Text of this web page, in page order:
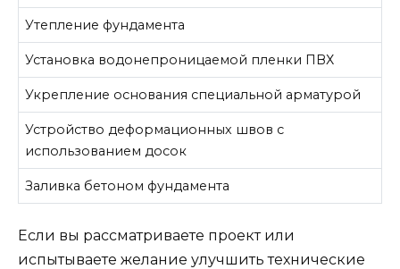
Утепление фундамента
Установка водонепроницаемой пленки ПВХ
Укрепление основания специальной арматурой
Устройство деформационных швов с
использованием досок
Заливка бетоном фундамента
Если вы рассматриваете проект или
испытываете желание улучшить технические